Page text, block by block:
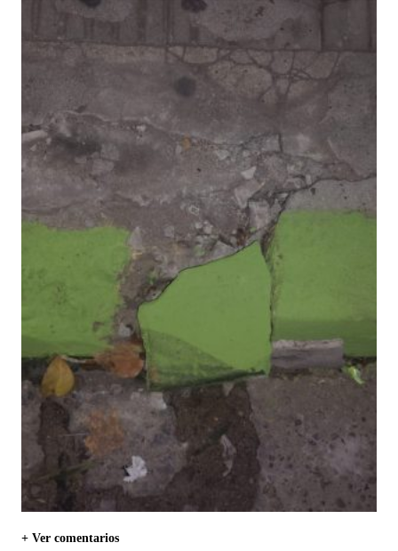
+ Ver comentarios